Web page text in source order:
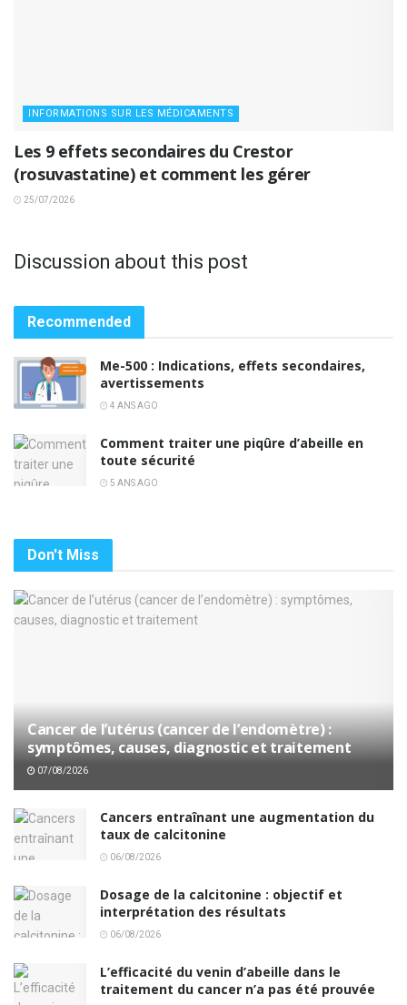
INFORMATIONS SUR LES MÉDICAMENTS
Les 9 effets secondaires du Crestor
(rosuvastatine) et comment les gérer
25/07/2026
Discussion about this post
Recommended
Me-500 : Indications, effets secondaires,
avertissements
4 ANS AGO
Comment traiter une piqûre d’abeille en
toute sécurité
5 ANS AGO
Don't Miss
Cancer de l’utérus (cancer de l’endomètre) :
symptômes, causes, diagnostic et traitement
07/08/2026
Cancers entraînant une augmentation du
taux de calcitonine
06/08/2026
Dosage de la calcitonine : objectif et
interprétation des résultats
06/08/2026
L’efficacité du venin d’abeille dans le
traitement du cancer n’a pas été prouvée